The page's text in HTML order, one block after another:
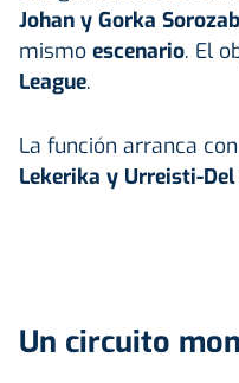
Johan y Gorka
mismo escenario. El
League.
La función arranca
Lekerika y Urreisti-
Un circuito